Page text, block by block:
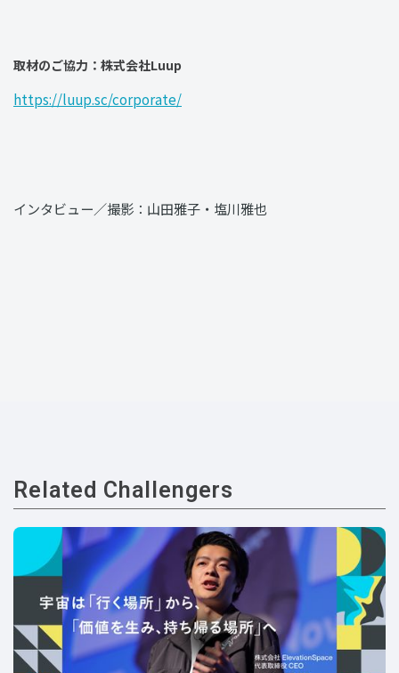
取材のご協力：株式会社Luup
https://luup.sc/corporate/
インタビュー／撮影：山田雅子・塩川雅也
Related Challengers